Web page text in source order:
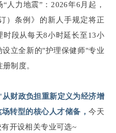
人力地震”：2026年6月起，
）条例》的新人手规定将正
段从每天8小时延长至13小
立全新的"护理保健师"专业
制度。
财政负担重新定义为经济增
转型的核心人才储备，今天
开设相关专业可选~